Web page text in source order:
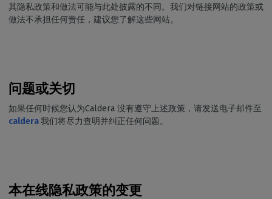
其隐私政策和做法可能与此处披露的不同。我们对链接网站的政策或
做法不承担任何责任，建议您了解这些网站。
问题或关切
如果任何时候您认为Caldera 没有遵守上述政策，请发送电子邮件至
caldera我们将尽力查明并纠正任何问题。
本在线隐私政策的变更